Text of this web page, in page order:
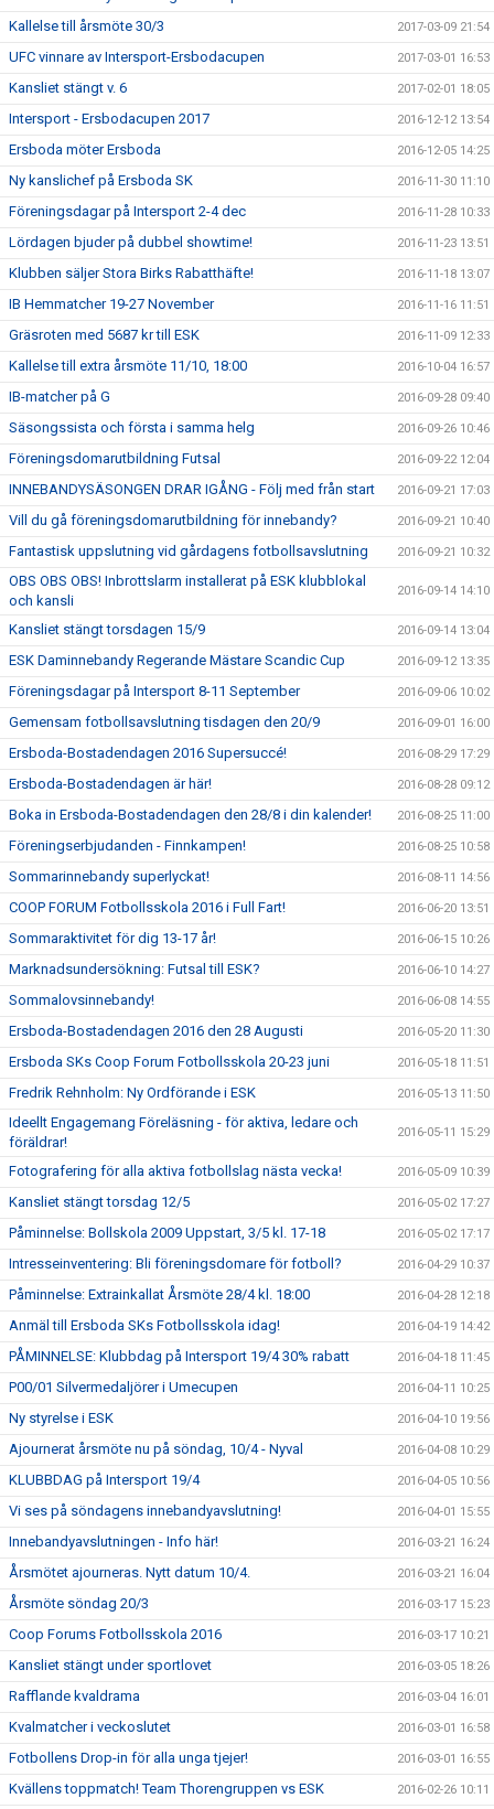
Kallelse till årsmöte 30/3 2017-03-09 21:54
UFC vinnare av Intersport-Ersbodacupen 2017-03-01 16:53
Kansliet stängt v. 6 2017-02-01 18:05
Intersport - Ersbodacupen 2017 2016-12-12 13:54
Ersboda möter Ersboda 2016-12-05 14:25
Ny kanslichef på Ersboda SK 2016-11-30 11:10
Föreningsdagar på Intersport 2-4 dec 2016-11-28 10:33
Lördagen bjuder på dubbel showtime! 2016-11-23 13:51
Klubben säljer Stora Birks Rabatthäfte! 2016-11-18 13:07
IB Hemmatcher 19-27 November 2016-11-16 11:51
Gräsroten med 5687 kr till ESK 2016-11-09 12:33
Kallelse till extra årsmöte 11/10, 18:00 2016-10-04 16:57
IB-matcher på G 2016-09-28 09:40
Säsongssista och första i samma helg 2016-09-26 10:46
Föreningsdomarutbildning Futsal 2016-09-22 12:04
INNEBANDYSÄSONGEN DRAR IGÅNG - Följ med från start 2016-09-21 17:03
Vill du gå föreningsdomarutbildning för innebandy? 2016-09-21 10:40
Fantastisk uppslutning vid gårdagens fotbollsavslutning 2016-09-21 10:32
OBS OBS OBS! Inbrottslarm installerat på ESK klubblokal
och kansli
2016-09-14 14:10
Kansliet stängt torsdagen 15/9 2016-09-14 13:04
ESK Daminnebandy Regerande Mästare Scandic Cup 2016-09-12 13:35
Föreningsdagar på Intersport 8-11 September 2016-09-06 10:02
Gemensam fotbollsavslutning tisdagen den 20/9 2016-09-01 16:00
Ersboda-Bostadendagen 2016 Supersuccé! 2016-08-29 17:29
Ersboda-Bostadendagen är här! 2016-08-28 09:12
Boka in Ersboda-Bostadendagen den 28/8 i din kalender! 2016-08-25 11:00
Föreningserbjudanden - Finnkampen! 2016-08-25 10:58
Sommarinnebandy superlyckat! 2016-08-11 14:56
COOP FORUM Fotbollsskola 2016 i Full Fart! 2016-06-20 13:51
Sommaraktivitet för dig 13-17 år! 2016-06-15 10:26
Marknadsundersökning: Futsal till ESK? 2016-06-10 14:27
Sommalovsinnebandy! 2016-06-08 14:55
Ersboda-Bostadendagen 2016 den 28 Augusti 2016-05-20 11:30
Ersboda SKs Coop Forum Fotbollsskola 20-23 juni 2016-05-18 11:51
Fredrik Rehnholm: Ny Ordförande i ESK 2016-05-13 11:50
Ideellt Engagemang Föreläsning - för aktiva, ledare och
föräldrar!
2016-05-11 15:29
Fotografering för alla aktiva fotbollslag nästa vecka! 2016-05-09 10:39
Kansliet stängt torsdag 12/5 2016-05-02 17:27
Påminnelse: Bollskola 2009 Uppstart, 3/5 kl. 17-18 2016-05-02 17:17
Intresseinventering: Bli föreningsdomare för fotboll? 2016-04-29 10:37
Påminnelse: Extrainkallat Årsmöte 28/4 kl. 18:00 2016-04-28 12:18
Anmäl till Ersboda SKs Fotbollsskola idag! 2016-04-19 14:42
PÅMINNELSE: Klubbdag på Intersport 19/4 30% rabatt 2016-04-18 11:45
P00/01 Silvermedaljörer i Umecupen 2016-04-11 10:25
Ny styrelse i ESK 2016-04-10 19:56
Ajournerat årsmöte nu på söndag, 10/4 - Nyval 2016-04-08 10:29
KLUBBDAG på Intersport 19/4 2016-04-05 10:56
Vi ses på söndagens innebandyavslutning! 2016-04-01 15:55
Innebandyavslutningen - Info här! 2016-03-21 16:24
Årsmötet ajourneras. Nytt datum 10/4. 2016-03-21 16:04
Årsmöte söndag 20/3 2016-03-17 15:23
Coop Forums Fotbollsskola 2016 2016-03-17 10:21
Kansliet stängt under sportlovet 2016-03-05 18:26
Rafflande kvaldrama 2016-03-04 16:01
Kvalmatcher i veckoslutet 2016-03-01 16:58
Fotbollens Drop-in för alla unga tjejer! 2016-03-01 16:55
Kvällens toppmatch! Team Thorengruppen vs ESK 2016-02-26 10:11